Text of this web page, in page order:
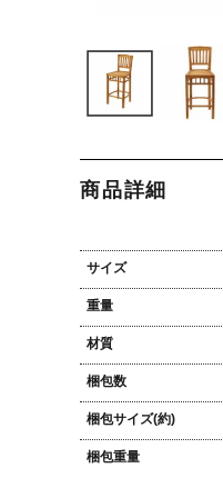
商品詳細
サイズ
重量
材質
梱包数
梱包サイズ(約)
梱包重量